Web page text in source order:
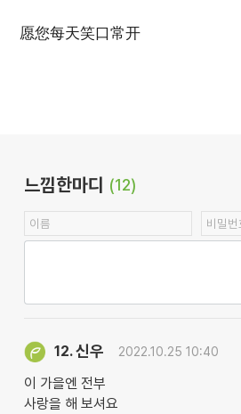
愿您每天笑口常开
느낌한마디 (12)
12.신우 2022.10.25 10:40
이 가을엔 전부
사랑을 해 보셔요